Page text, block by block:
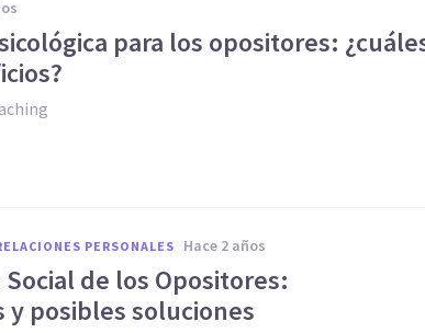
para los opositores:
PERSONALES hace 2 años
de los Opositores:
y posibles soluciones